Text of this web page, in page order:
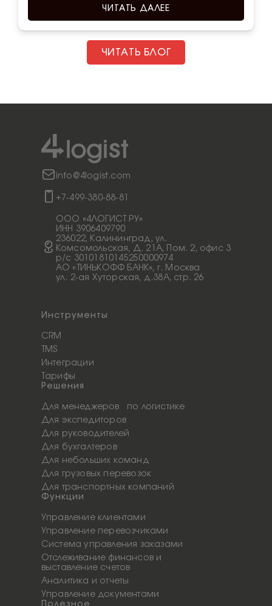
ЧИТАТЬ ДАЛЕЕ
ЧИТАТЬ БЛОГ
info@4logist.com
+7-499-380-88-81
ООО «4ЛОГИСТ РУ»
ИНН 3906409790
236022, Калининград, ул.
Комсомольская, Д. 21А, Пом. 2, офис 3
p/c 30101810145250000974
АО «ТИНЬКОФФ БАНК», г. Москва
ул. 2-ая Хуторская, д.38А, стр. 26
Инструменты
CRM
TMS
Интеграции
Тарифы
Решения
Для менеджеров по логистике
Для экспедиторов
Для руководителей
Для бухгалтеров
Для небольших команд
Для грузовых перевозок
Для транспортных компаний
Функции
Управление клиентами
Управление перевозчиками
Система управления заказами
Отслеживание финансов и
выставление счетов
Аналитика и отчеты
Управление документами
Полезное